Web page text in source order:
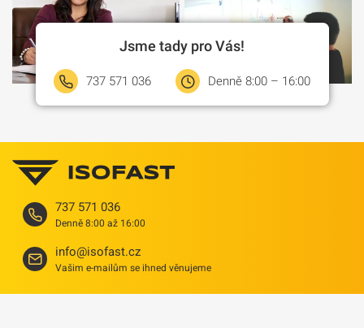
Jsme tady pro Vás!
737 571 036 Denně 8:00 – 16:00
737 571 036
Denně 8:00 až 16:00
info@isofast.cz
Vašim e-mailům se ihned věnujeme